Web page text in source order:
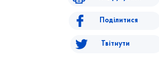
Поділитися
Твітнути